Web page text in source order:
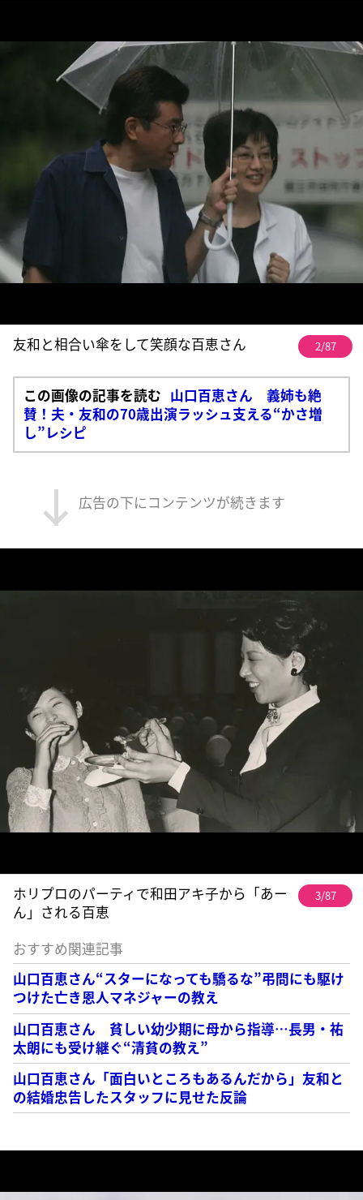
友和と相合い傘をして笑顔な百恵さん 2/87
この画像の記事を読む 山口百恵さん 義姉も絶
賛！夫・友和の70歳出演ラッシュ支える“かさ増
し”レシピ
広告の下にコンテンツが続きます
ホリプロのパーティで和田アキ子から「あー
ん」される百恵
3/87
おすすめ関連記事
山口百恵さん“スターになっても驕るな”弔問にも駆け
つけた亡き恩人マネジャーの教え
山口百恵さん 貧しい幼少期に母から指導…長男・祐
太朗にも受け継ぐ“清貧の教え”
山口百恵さん「面白いところもあるんだから」友和と
の結婚忠告したスタッフに見せた反論